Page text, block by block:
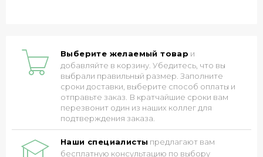
Выберите желаемый товар и
добавляйте в корзину. Убедитесь, что вы
выбрали правильный размер. Заполните
сроки доставки, выберите способ оплаты и
отправьте заказ. В кратчайшие сроки вам
перезвонит один из наших коллег для
подтверждения заказа.
Наши специалисты предлагают вам
бесплатную консультацию по выбору